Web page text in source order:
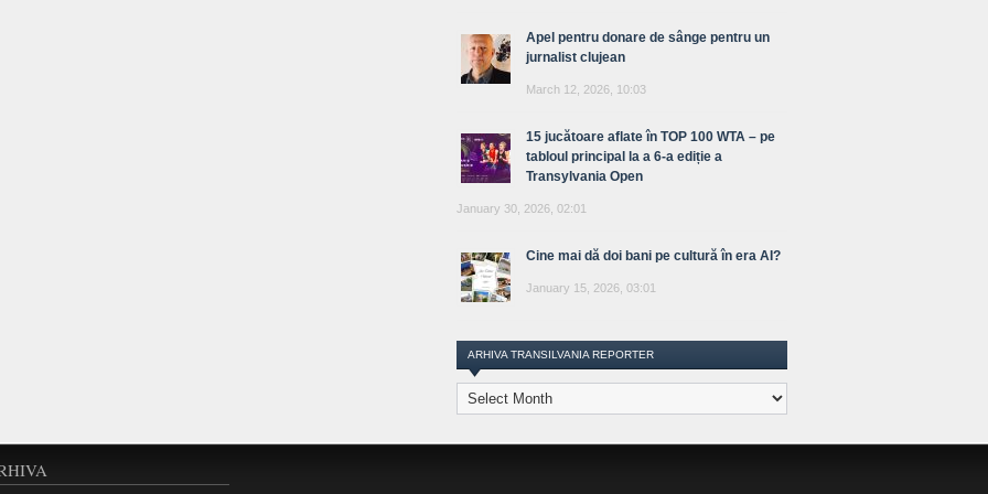
Apel pentru donare de sânge pentru un
jurnalist clujean
March 12, 2026, 10:03
15 jucătoare aflate în TOP 100 WTA – pe
tabloul principal la a 6-a ediție a
Transylvania Open
January 30, 2026, 02:01
Cine mai dă doi bani pe cultură în era AI?
January 15, 2026, 03:01
ARHIVA TRANSILVANIA REPORTER
Arhiva
Transilvania